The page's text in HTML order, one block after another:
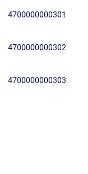
4700000000301
4700000000302
4700000000303